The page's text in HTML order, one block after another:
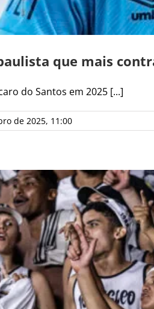
que mais
do Santos em 2025 [...]
de 2025, 11:00